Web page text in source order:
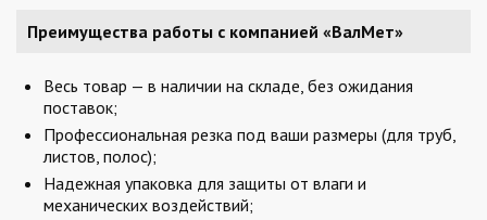
Преимущества работы с компанией «ВалМет»
Весь товар — в наличии на складе, без ожидания
поставок;
Профессиональная резка под ваши размеры (для труб,
листов, полос);
Надежная упаковка для защиты от влаги и
механических воздействий;